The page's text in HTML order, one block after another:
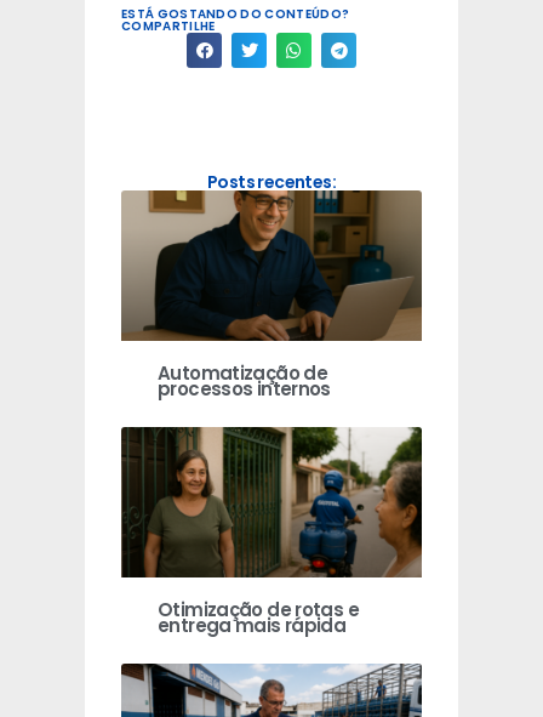
ESTÁ GOSTANDO DO CONTEÚDO?
COMPARTILHE
Posts recentes:
Automatização de
processos internos
Otimização de rotas e
entrega mais rápida